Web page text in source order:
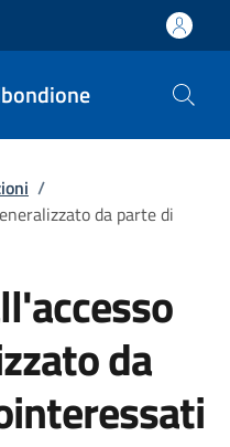
/
da parte di
da